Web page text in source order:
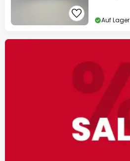
Auf Lager